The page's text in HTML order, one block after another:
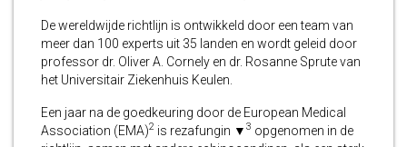
De wereldwijde richtlijn is ontwikkeld door een team van
meer dan 100 experts uit 35 landen en wordt geleid door
professor dr. Oliver A. Cornely en dr. Rosanne Sprute van
het Universitair Ziekenhuis Keulen.
Een jaar na de goedkeuring door de European Medical
Association (EMA)2 is rezafungin ▼ 3 opgenomen in de